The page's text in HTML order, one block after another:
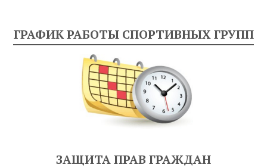
ГРАФИК РАБОТЫ СПОРТИВНЫХ ГРУПП
ЗАЩИТА ПРАВ ГРАЖДАН